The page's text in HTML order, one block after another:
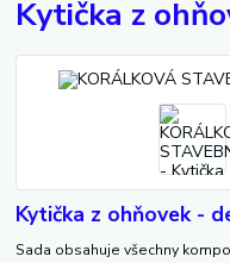
Kytička z
Kytička z ohňovek -
Sada obsahuje všechny